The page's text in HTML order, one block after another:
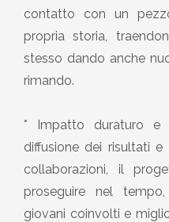
contatto con un
propria storia,
stesso dando anche
rimando.
* Impatto duraturo e
diffusione dei risultati
collaborazioni, il
proseguire nel
giovani coinvolti e